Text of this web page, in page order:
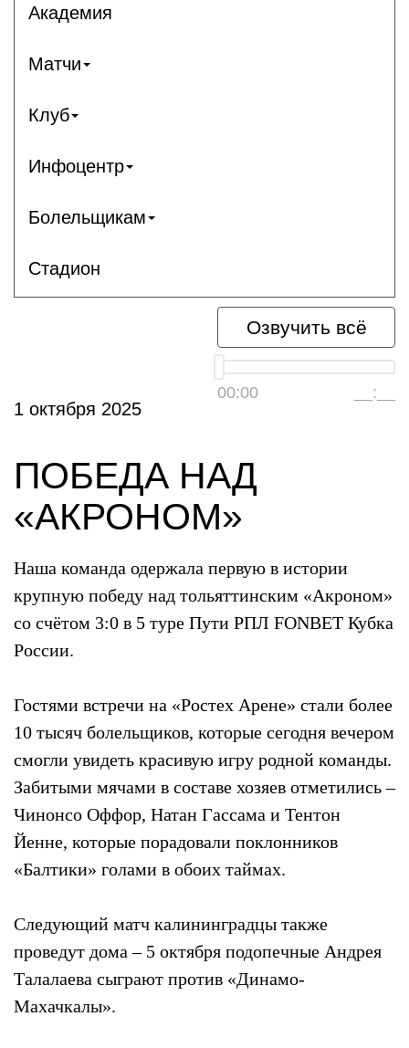
Академия
Матчи
Клуб
Инфоцентр
Болельщикам
Стадион
Озвучить всё
00:00 __:__
1 октября 2025
ПОБЕДА НАД
«АКРОНОМ»
Наша команда одержала первую в истории
крупную победу над тольяттинским «Акроном»
со счётом 3:0 в 5 туре Пути РПЛ FONBET Кубка
России.
Гостями встречи на «Ростех Арене» стали более
10 тысяч болельщиков, которые сегодня вечером
смогли увидеть красивую игру родной команды.
Забитыми мячами в составе хозяев отметились –
Чинонсо Оффор, Натан Гассама и Тентон
Йенне, которые порадовали поклонников
«Балтики» голами в обоих таймах.
Следующий матч калининградцы также
проведут дома – 5 октября подопечные Андрея
Талалаева сыграют против «Динамо-
Махачкалы».